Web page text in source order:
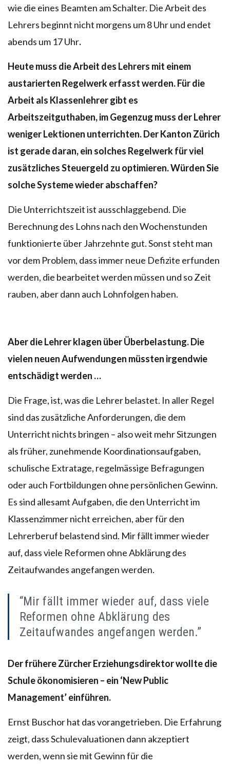
wie die eines Beamten am Schalter. Die Arbeit des
Lehrers beginnt nicht morgens um 8 Uhr und endet
abends um 17 Uhr.
Heute muss die Arbeit des Lehrers mit einem
austarierten Regelwerk erfasst werden. Für die
Arbeit als Klassenlehrer gibt es
Arbeitszeitguthaben, im Gegenzug muss der Lehrer
weniger Lektionen unterrichten. Der Kanton Zürich
ist gerade daran, ein solches Regelwerk für viel
zusätzliches Steuergeld zu optimieren. Würden Sie
solche Systeme wieder abschaffen?
Die Unterrichtszeit ist ausschlaggebend. Die
Berechnung des Lohns nach den Wochenstunden
funktionierte über Jahrzehnte gut. Sonst steht man
vor dem Problem, dass immer neue Defizite erfunden
werden, die bearbeitet werden müssen und so Zeit
rauben, aber dann auch Lohnfolgen haben.
Aber die Lehrer klagen über Überbelastung. Die
vielen neuen Aufwendungen müssten irgendwie
entschädigt werden …
Die Frage, ist, was die Lehrer belastet. In aller Regel
sind das zusätzliche Anforderungen, die dem
Unterricht nichts bringen – also weit mehr Sitzungen
als früher, zunehmende Koordinationsaufgaben,
schulische Extratage, regelmässige Befragungen
oder auch Fortbildungen ohne persönlichen Gewinn.
Es sind allesamt Aufgaben, die den Unterricht im
Klassenzimmer nicht erreichen, aber für den
Lehrerberuf belastend sind. Mir fällt immer wieder
auf, dass viele Reformen ohne Abklärung des
Zeitaufwandes angefangen werden.
“Mir fällt immer wieder auf, dass viele
Reformen ohne Abklärung des
Zeitaufwandes angefangen werden.”
Der frühere Zürcher Erziehungsdirektor wollte die
Schule ökonomisieren – ein ‘New Public
Management’ einführen.
Ernst Buschor hat das vorangetrieben. Die Erfahrung
zeigt, dass Schulevaluationen dann akzeptiert
werden, wenn sie mit Gewinn für die